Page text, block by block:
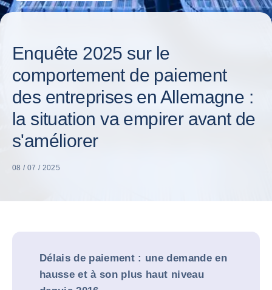
Enquête 2025 sur le
comportement de paiement
des entreprises en Allemagne :
la situation va empirer avant de
s'améliorer
08 / 07 / 2025
Délais de paiement : une demande en
hausse et à son plus haut niveau